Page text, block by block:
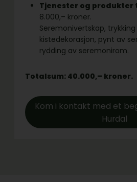
Tjenester og produkter
8.000,– kroner.
Seremonivertskap,
kistedekorasjon, pynt av
rydding av seremonirom.
Totalsum: 40.000,– kroner.
Kom i kontakt med et
Hurdal